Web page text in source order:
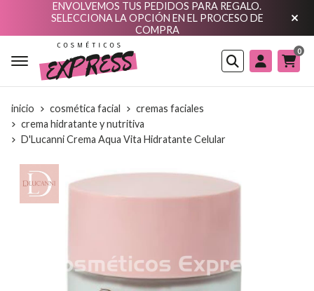
ENVOLVEMOS TUS PEDIDOS PARA REGALO.
SELECCIONA LA OPCIÓN EN EL PROCESO DE
COMPRA
Buscar
0
inicio cosmética facial
cremas faciales
crema hidratante y nutritiva
D'Lucanni Crema Aqua Vita Hidratante Celular